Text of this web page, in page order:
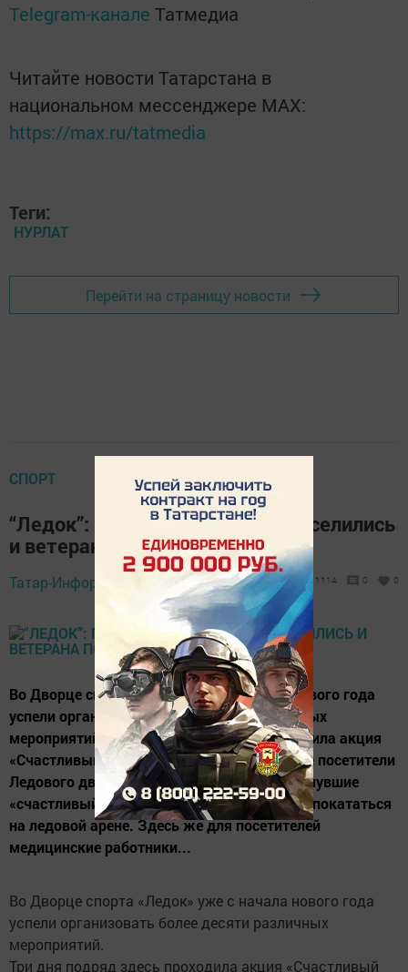
Telegram-канале Татмедиа
Читайте новости Татарстана в
национальном мессенджере MАХ:
https://max.ru/tatmedia
Теги:
НУРЛАТ
Перейти на страницу новости
СПОРТ
“Ледок”: посоревновались, повеселились
и ветерана поздравили
Татар-Информ, 14 января 2015 - 11:07 1114 0 0
Во Дворце спорта «Ледок» уже с начала нового года
успели организовать более десяти различных
мероприятий. Три дня подряд здесь проходила акция
«Счастливый билет». В ней приняли участие посетители
Ледового дворца, более 300 человек. Вытянувшие
«счастливый» билет могли 1 час бесплатно покататься
на ледовой арене. Здесь же для посетителей
медицинские работники...
Во Дворце спорта «Ледок» уже с начала нового года
успели организовать более десяти различных
мероприятий.
Три дня подряд здесь проходила акция «Счастливый